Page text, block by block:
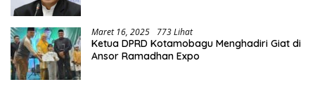
Maret 16, 2025 773 Lihat
Ketua DPRD Kotamobagu Menghadiri Giat di
Ansor Ramadhan Expo